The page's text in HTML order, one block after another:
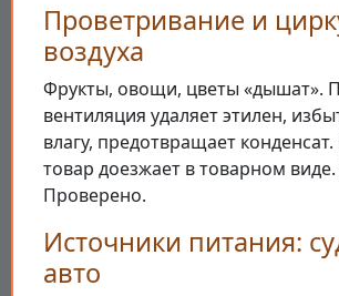
Проветривание и
воздуха
Фрукты, овощи, цветы «дышат».
вентиляция удаляет этилен,
влагу, предотвращает конденсат.
товар доезжает в товарном виде.
Проверено.
Источники питания:
авто